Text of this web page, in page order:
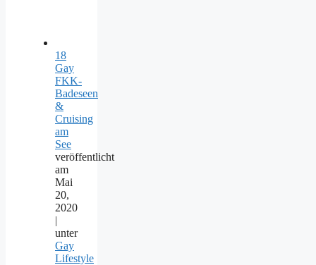
18
Gay
FKK-
Badeseen
&
Cruising
am
See
veröffentlicht
am
Mai
20,
2020
|
unter
Gay
Lifestyle